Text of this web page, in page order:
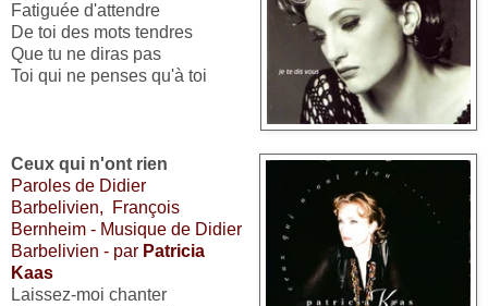
Fatiguée d'attendre
De toi des mots tendres
Que tu ne diras pas
Toi qui ne penses qu'à toi
Ceux qui n'ont rien
Paroles de Didier
Barbelivien,
François
Bernheim - Musique de Didier
Barbelivien - par Patricia
Kaas
Laissez-moi chanter